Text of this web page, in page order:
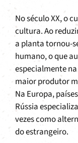
No século XX, o
cultura. Ao
a planta tornou-
humano, o que
especialmente
maior produtor
Na Europa,
Rússia
vezes como
do estrangeiro.